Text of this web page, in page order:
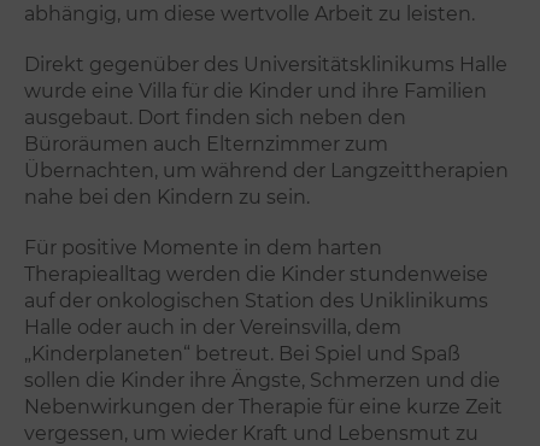
abhängig, um diese wertvolle Arbeit zu leisten.
Direkt gegenüber des Universitätsklinikums Halle
wurde eine Villa für die Kinder und ihre Familien
ausgebaut. Dort finden sich neben den
Büroräumen auch Elternzimmer zum
Übernachten, um während der Langzeittherapien
nahe bei den Kindern zu sein.
Für positive Momente in dem harten
Therapiealltag werden die Kinder stundenweise
auf der onkologischen Station des Uniklinikums
Halle oder auch in der Vereinsvilla, dem
„Kinderplaneten“ betreut. Bei Spiel und Spaß
sollen die Kinder ihre Ängste, Schmerzen und die
Nebenwirkungen der Therapie für eine kurze Zeit
vergessen, um wieder Kraft und Lebensmut zu